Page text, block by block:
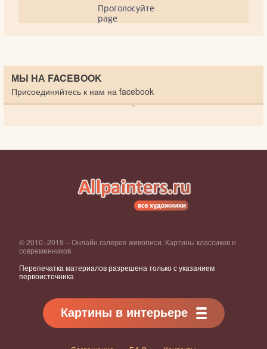
Проголосуйте
page
МЫ НА FACEBOOK
Присоединяйтесь к нам на facebook
© 2010–2019 – Онлайн галерея живописи. Картины классиков и
современников
Перепечатка материалов разрешена только с указанием
первоисточника
Картины в интерьере